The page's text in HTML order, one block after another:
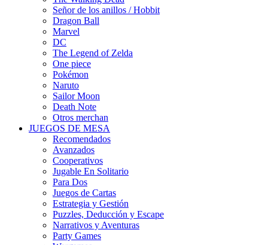
Señor de los anillos / Hobbit
Dragon Ball
Marvel
DC
The Legend of Zelda
One piece
Pokémon
Naruto
Sailor Moon
Death Note
Otros merchan
JUEGOS DE MESA
Recomendados
Avanzados
Cooperativos
Jugable En Solitario
Para Dos
Juegos de Cartas
Estrategia y Gestión
Puzzles, Deducción y Escape
Narrativos y Aventuras
Party Games